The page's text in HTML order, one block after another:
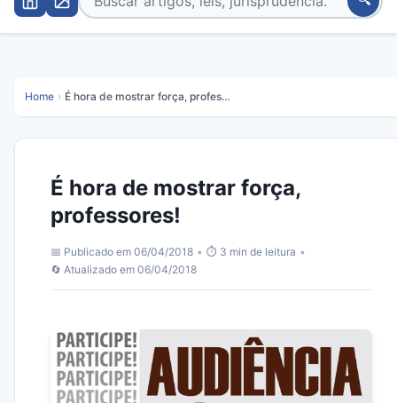
Home › É hora de mostrar força, professores!
É hora de mostrar força,
professores!
📅 Publicado em 06/04/2018 • ⏱️ 3 min de leitura •
🔄 Atualizado em 06/04/2018